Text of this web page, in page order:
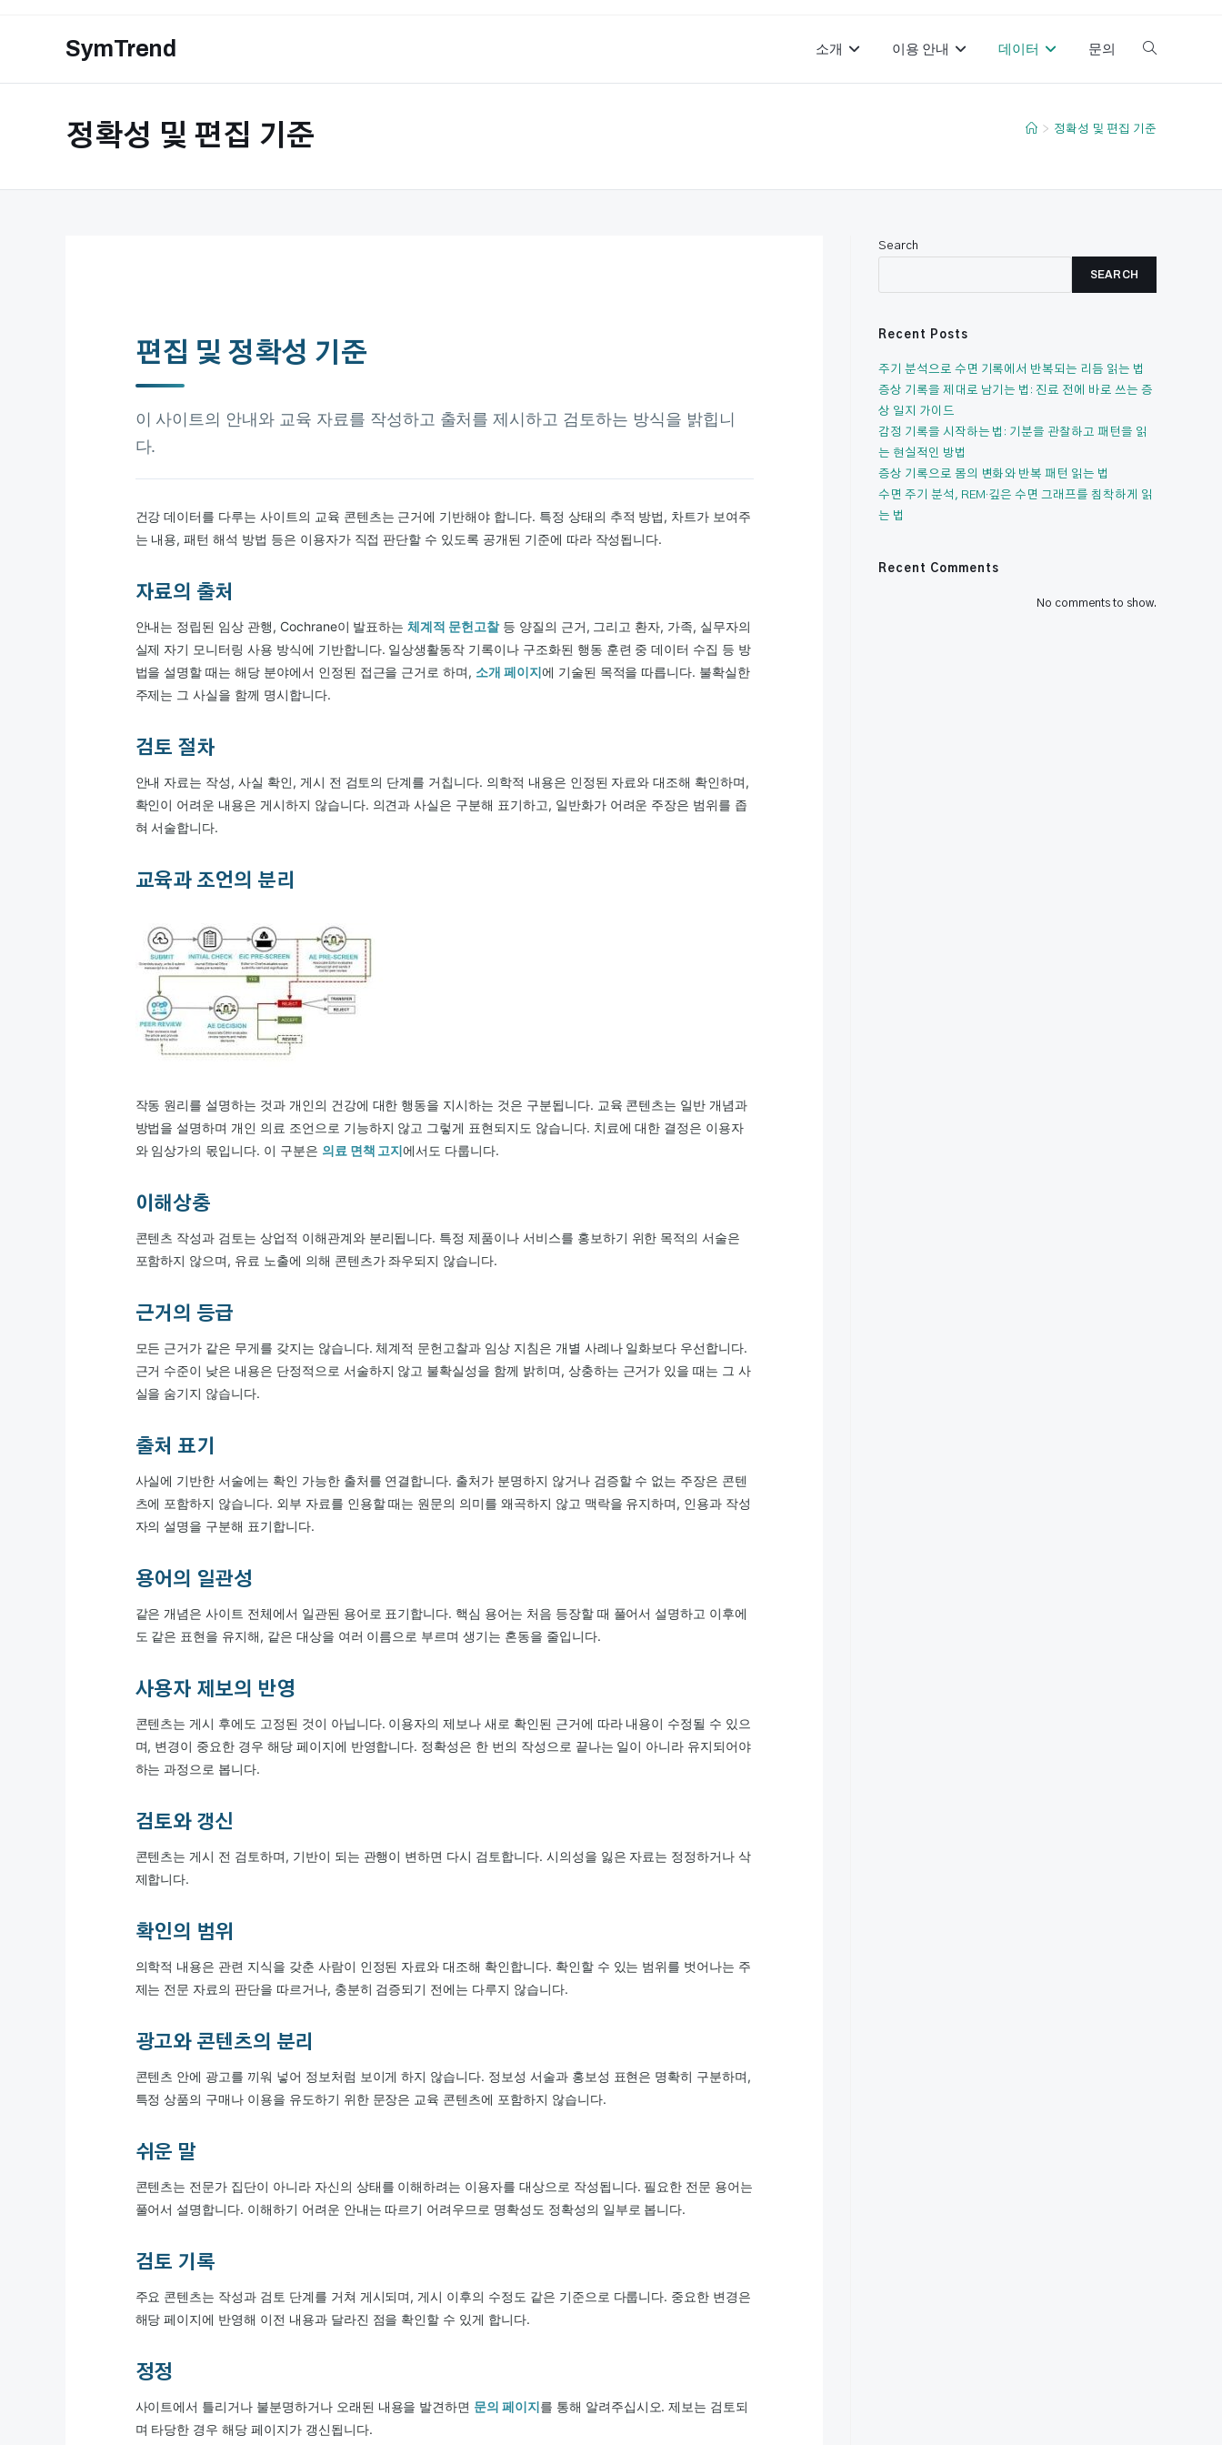
SymTrend 소개 이용 안내 데이터 문의 Toggle
정확성 및 편집 기준 > 정확성 및 편집 기준
편집 및 정확성 기준
이 사이트의 안내와 교육 자료를 작성하고 출처를 제시하고 검토하는 방식을 밝힙니
다.
건강 데이터를 다루는 사이트의 교육 콘텐츠는 근거에 기반해야 합니다. 특정 상태의 추적 방법, 차트가 보여주
는 내용, 패턴 해석 방법 등은 이용자가 직접 판단할 수 있도록 공개된 기준에 따라 작성됩니다.
자료의 출처
안내는 정립된 임상 관행, Cochrane이 발표하는체계적 문헌고찰등 양질의 근거, 그리고 환자, 가족, 실무자의
실제 자기 모니터링 사용 방식에 기반합니다. 일상생활동작 기록이나 구조화된 행동 훈련 중 데이터 수집 등 방
법을 설명할 때는 해당 분야에서 인정된 접근을 근거로 하며, 소개 페이지에 기술된 목적을 따릅니다. 불확실한
주제는 그 사실을 함께 명시합니다.
검토 절차
안내 자료는 작성, 사실 확인, 게시 전 검토의 단계를 거칩니다. 의학적 내용은 인정된 자료와 대조해 확인하며,
확인이 어려운 내용은 게시하지 않습니다. 의견과 사실은 구분해 표기하고, 일반화가 어려운 주장은 범위를 좁
혀 서술합니다.
교육과 조언의 분리
작동 원리를 설명하는 것과 개인의 건강에 대한 행동을 지시하는 것은 구분됩니다. 교육 콘텐츠는 일반 개념과
방법을 설명하며 개인 의료 조언으로 기능하지 않고 그렇게 표현되지도 않습니다. 치료에 대한 결정은 이용자
와 임상가의 몫입니다. 이 구분은 의료 면책 고지에서도 다룹니다.
이해상충
콘텐츠 작성과 검토는 상업적 이해관계와 분리됩니다. 특정 제품이나 서비스를 홍보하기 위한 목적의 서술은
포함하지 않으며, 유료 노출에 의해 콘텐츠가 좌우되지 않습니다.
근거의 등급
모든 근거가 같은 무게를 갖지는 않습니다. 체계적 문헌고찰과 임상 지침은 개별 사례나 일화보다 우선합니다.
근거 수준이 낮은 내용은 단정적으로 서술하지 않고 불확실성을 함께 밝히며, 상충하는 근거가 있을 때는 그 사
실을 숨기지 않습니다.
출처 표기
사실에 기반한 서술에는 확인 가능한 출처를 연결합니다. 출처가 분명하지 않거나 검증할 수 없는 주장은 콘텐
츠에 포함하지 않습니다. 외부 자료를 인용할 때는 원문의 의미를 왜곡하지 않고 맥락을 유지하며, 인용과 작성
자의 설명을 구분해 표기합니다.
용어의 일관성
같은 개념은 사이트 전체에서 일관된 용어로 표기합니다. 핵심 용어는 처음 등장할 때 풀어서 설명하고 이후에
도 같은 표현을 유지해, 같은 대상을 여러 이름으로 부르며 생기는 혼동을 줄입니다.
사용자 제보의 반영
콘텐츠는 게시 후에도 고정된 것이 아닙니다. 이용자의 제보나 새로 확인된 근거에 따라 내용이 수정될 수 있으
며, 변경이 중요한 경우 해당 페이지에 반영합니다. 정확성은 한 번의 작성으로 끝나는 일이 아니라 유지되어야
하는 과정으로 봅니다.
검토와 갱신
콘텐츠는 게시 전 검토하며, 기반이 되는 관행이 변하면 다시 검토합니다. 시의성을 잃은 자료는 정정하거나 삭
제합니다.
확인의 범위
의학적 내용은 관련 지식을 갖춘 사람이 인정된 자료와 대조해 확인합니다. 확인할 수 있는 범위를 벗어나는 주
제는 전문 자료의 판단을 따르거나, 충분히 검증되기 전에는 다루지 않습니다.
광고와 콘텐츠의 분리
콘텐츠 안에 광고를 끼워 넣어 정보처럼 보이게 하지 않습니다. 정보성 서술과 홍보성 표현은 명확히 구분하며,
특정 상품의 구매나 이용을 유도하기 위한 문장은 교육 콘텐츠에 포함하지 않습니다.
쉬운 말
콘텐츠는 전문가 집단이 아니라 자신의 상태를 이해하려는 이용자를 대상으로 작성됩니다. 필요한 전문 용어는
풀어서 설명합니다. 이해하기 어려운 안내는 따르기 어려우므로 명확성도 정확성의 일부로 봅니다.
검토 기록
주요 콘텐츠는 작성과 검토 단계를 거쳐 게시되며, 게시 이후의 수정도 같은 기준으로 다룹니다. 중요한 변경은
해당 페이지에 반영해 이전 내용과 달라진 점을 확인할 수 있게 합니다.
정정
사이트에서 틀리거나 불분명하거나 오래된 내용을 발견하면 문의 페이지를 통해 알려주십시오. 제보는 검토되
며 타당한 경우 해당 페이지가 갱신됩니다.
Search
SEARCH
Recent Posts
주기 분석으로 수면 기록에서 반복되는 리듬 읽는 법
증상 기록을 제대로 남기는 법: 진료 전에 바로 쓰는 증
상 일지 가이드
감정 기록을 시작하는 법: 기분을 관찰하고 패턴을 읽
는 현실적인 방법
증상 기록으로 몸의 변화와 반복 패턴 읽는 법
수면 주기 분석, REM·깊은 수면 그래프를 침착하게 읽
는 법
Recent Comments
No comments to show.